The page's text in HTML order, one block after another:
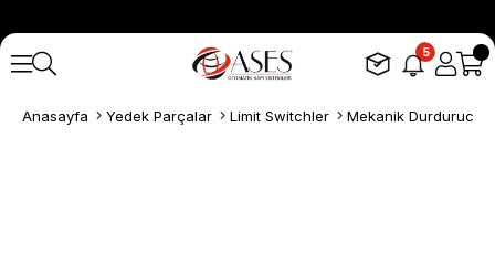
5
Anasayfa Yedek Parçalar Limit Switchler Mekanik